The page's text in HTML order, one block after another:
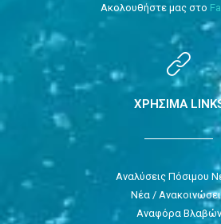
Ακολουθήστε μας στο
ΧΡΗΣΙΜΑ
Αναλύσεις Πόσιμου
Νέα /
Αναφόρα Βλαβών